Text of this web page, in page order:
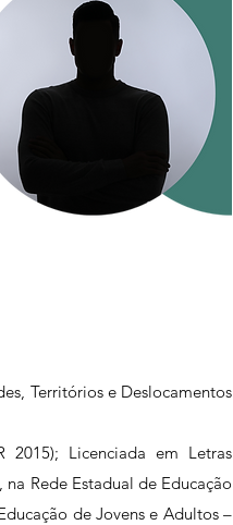
Territórios e Deslocamentos
2015); Licenciada em Letras
Rede Estadual de Educação
de Jovens e Adultos –